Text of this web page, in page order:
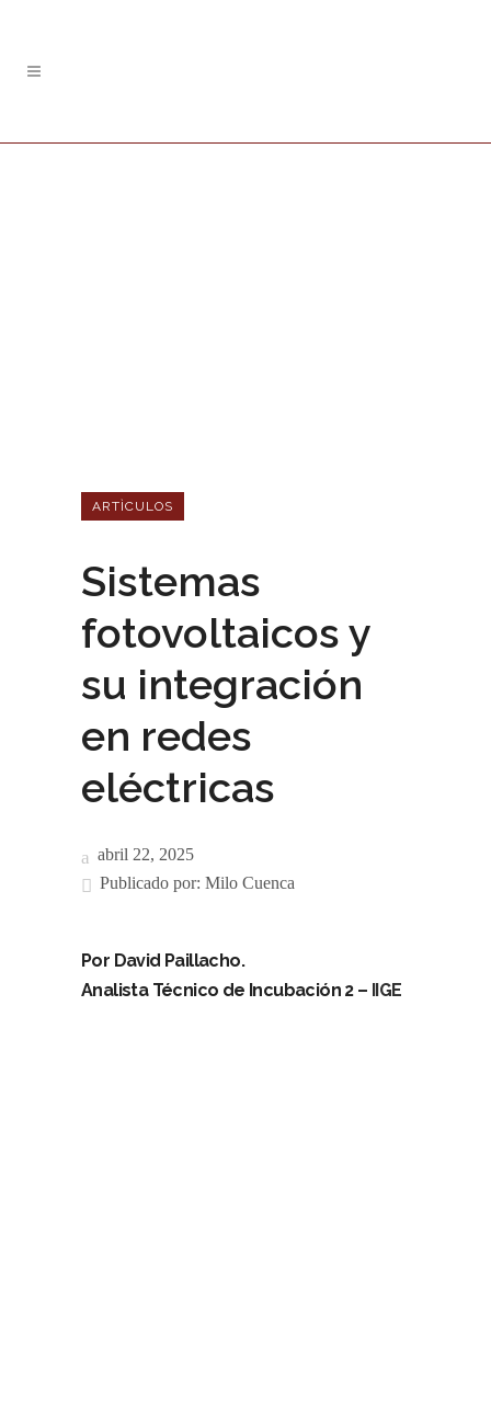
ARTÌCULOS
Sistemas
fotovoltaicos y
su integración
en redes
eléctricas
abril 22, 2025
Publicado por: Milo Cuenca
Por David Paillacho.
Analista Técnico de Incubación 2 – IIGE